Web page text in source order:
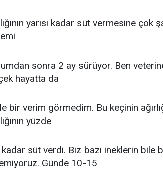
yarısı kadar süt vermesine
sonra 2 ay sürüyor. Ben
hayatta da
bir verim görmedim. Bu keçinin
yüzde
süt verdi. Biz bazı ineklerin bile
Günde 10-15